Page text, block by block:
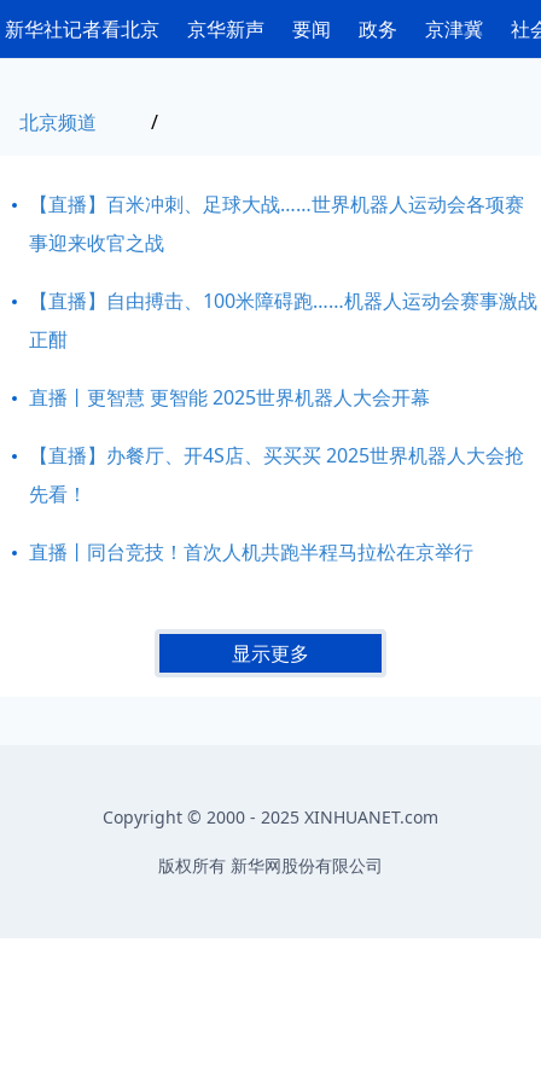
新华社记者看北京 京华新声 要闻 政务 京津冀 社
北京频道 /
【直播】百米冲刺、足球大战……世界机器人运动会各项赛
事迎来收官之战
【直播】自由搏击、100米障碍跑……机器人运动会赛事激战
正酣
直播丨更智慧 更智能 2025世界机器人大会开幕
【直播】办餐厅、开4S店、买买买 2025世界机器人大会抢
先看！
直播丨同台竞技！首次人机共跑半程马拉松在京举行
显示更多
Copyright © 2000 - 2025 XINHUANET.com
版权所有 新华网股份有限公司